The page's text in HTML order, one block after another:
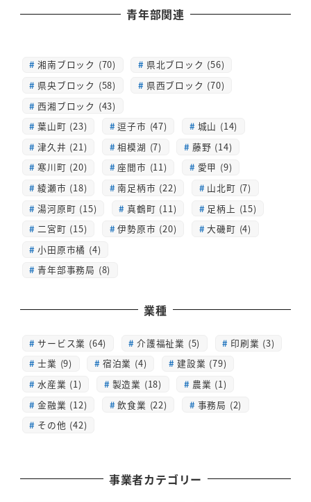
青年部関連
湘南ブロック (70)
県北ブロック (56)
県央ブロック (58)
県西ブロック (70)
西湘ブロック (43)
葉山町 (23)
逗子市 (47)
城山 (14)
津久井 (21)
相模湖 (7)
藤野 (14)
寒川町 (20)
座間市 (11)
愛甲 (9)
綾瀬市 (18)
南足柄市 (22)
山北町 (7)
湯河原町 (15)
真鶴町 (11)
足柄上 (15)
二宮町 (15)
伊勢原市 (20)
大磯町 (4)
小田原市橘 (4)
青年部事務局 (8)
業種
サービス業 (64) 介護福祉業 (5)
印刷業 (3)
士業 (9)
宿泊業 (4)
建設業 (79)
水産業 (1)
製造業 (18)
農業 (1)
金融業 (12)
飲食業 (22)
事務局 (2)
その他 (42)
事業者カテゴリー